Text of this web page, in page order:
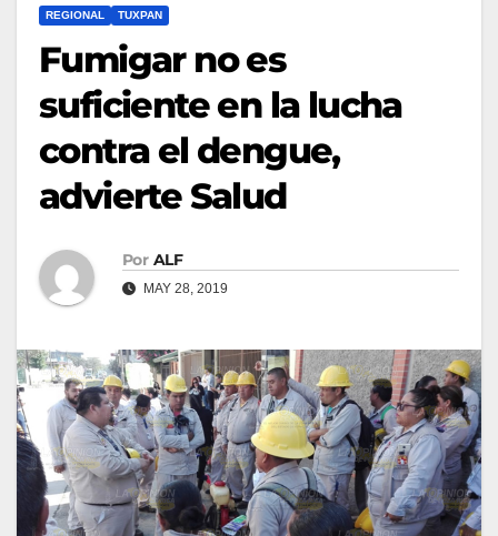
REGIONAL TUXPAN
Fumigar no es
suficiente en la lucha
contra el dengue,
advierte Salud
Por ALF
MAY 28, 2019